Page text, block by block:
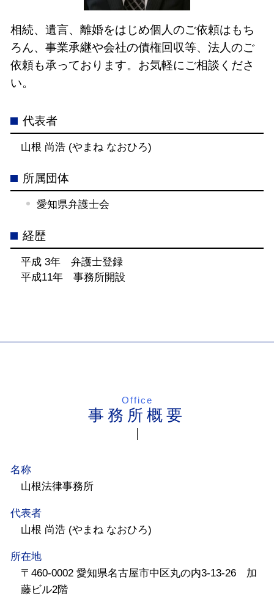
相続、遺言、離婚をはじめ個人のご依頼はもち
ろん、事業承継や会社の債権回収等、法人のご
依頼も承っております。お気軽にご相談くださ
い。
代表者
山根 尚浩 (やまね なおひろ)
所属団体
愛知県弁護士会
経歴
平成 3年 弁護士登録
平成11年 事務所開設
Office
事務所概要
名称
山根法律事務所
代表者
山根 尚浩 (やまね なおひろ)
所在地
〒460-0002 愛知県名古屋市中区丸の内3-13-26 加
藤ビル2階